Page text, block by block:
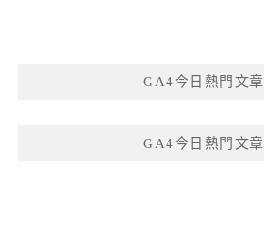
GA4今日熱門文章
GA4今日熱門文章